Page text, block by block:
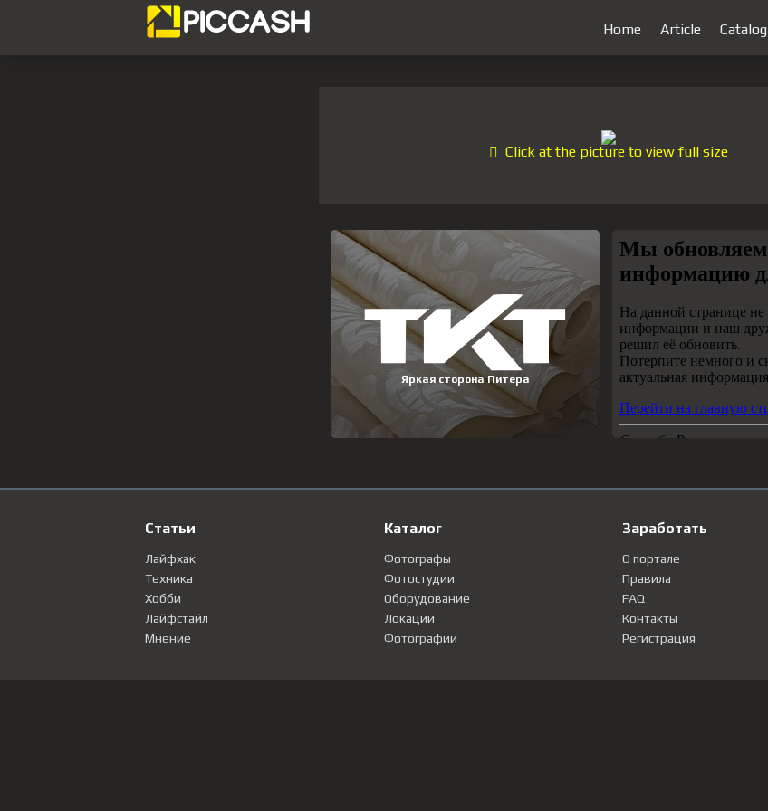
Home Article Catalog
Click at the picture to view full size
Статьи
Лайфхак
Техника
Хобби
Лайфстайл
Мнение
Каталог
Фотографы
Фотостудии
Оборудование
Локации
Фотографии
Заработать
О портале
Правила
FAQ
Контакты
Регистрация